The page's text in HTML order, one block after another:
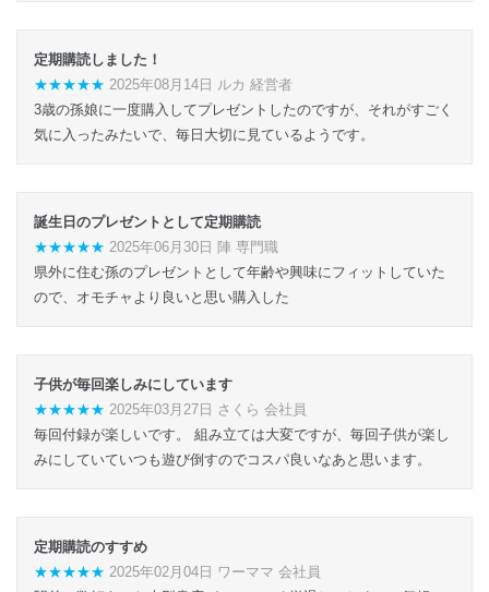
定期購読しました！
★★★★★ 2025年08月14日 ルカ 経営者
3歳の孫娘に一度購入してプレゼントしたのですが、それがすごく
気に入ったみたいで、毎日大切に見ているようです。
誕生日のプレゼントとして定期購読
★★★★★ 2025年06月30日 陣 専門職
県外に住む孫のプレゼントとして年齢や興味にフィットしていた
ので、オモチャより良いと思い購入した
子供が毎回楽しみにしています
★★★★★ 2025年03月27日 さくら 会社員
毎回付録が楽しいです。 組み立ては大変ですが、毎回子供が楽し
みにしていていつも遊び倒すのでコスパ良いなあと思います。
定期購読のすすめ
★★★★★ 2025年02月04日 ワーママ 会社員